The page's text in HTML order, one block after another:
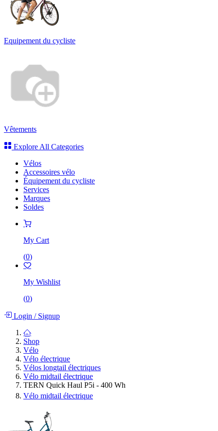
Equipement du cycliste
Vêtements
Explore All Categories
Vélos
Accessoires vélo
Équipement du cycliste
Services
Marques
Soldes
My Cart
(0)
My Wishlist
(0)
Login /Signup
Shop
Vélo
Vélo électrique
Vélos longtail électriques
Vélo midtail électrique
TERN Quick Haul P5i - 400 Wh
Vélo midtail électrique